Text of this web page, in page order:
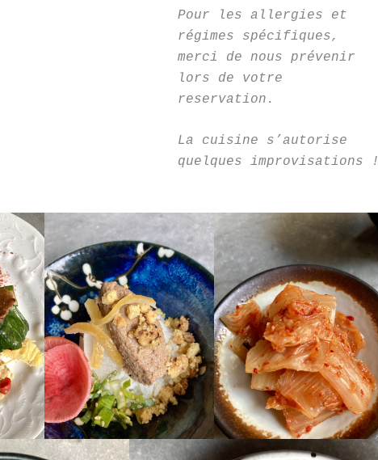
Pour les allergies et
régimes spécifiques,
merci de nous prévenir
lors de votre
reservation.
La cuisine s’autorise
quelques improvisations !